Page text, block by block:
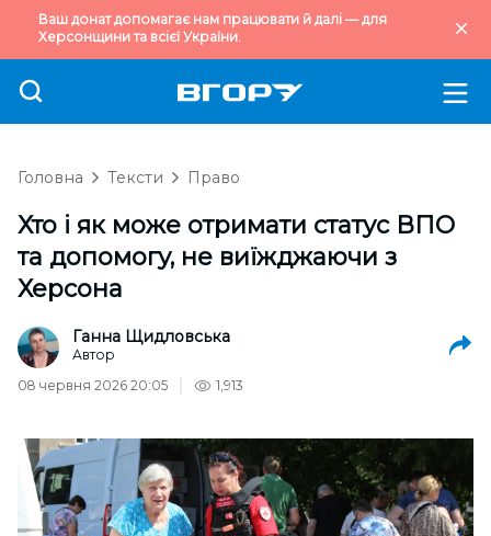
Ваш донат допомагає нам працювати й далі — для
Херсонщини та всієї України.
Головна Тексти Право
Хто і як може отримати статус ВПО
та допомогу, не виїжджаючи з
Херсона
Ганна Щидловська
Автор
08 червня 2026 20:05
1,913